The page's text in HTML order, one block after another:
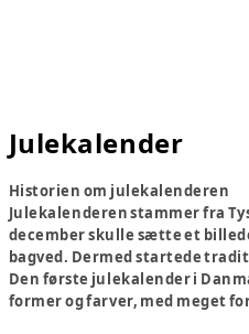
Julekalender
Historien om julekalenderen
Julekalenderen stammer fra
december skulle sætte et
bagved. Dermed startede
Den første julekalender i
former og farver, med meget